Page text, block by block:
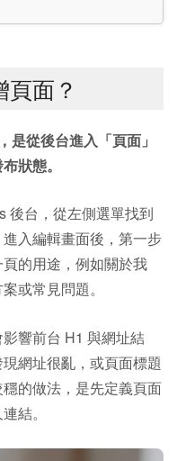
面？
從後台進入「頁面」
狀態。
後台，從左側選單找到
入編輯畫面後，第一步
的用途，例如關於我
或常見問題。
響前台 H1 與網址結
網址很亂，或頁面標題
的做法，是先定義頁面
結。